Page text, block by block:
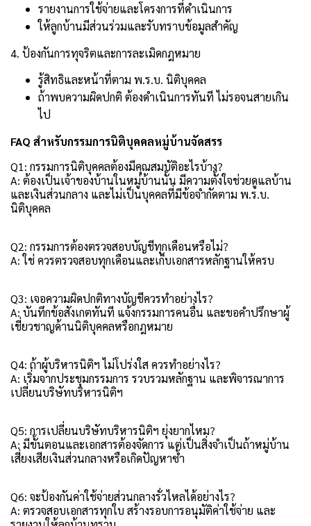
รายงานการใช้จ่ายและโครงการที่ดำเนินการ
ให้ลูกบ้านมีส่วนร่วมและรับทราบข้อมูลสำคัญ
4. ป้องกันการทุจริตและการละเมิดกฎหมาย
รู้สิทธิและหน้าที่ตาม พ.ร.บ. นิติบุคคล
ถ้าพบความผิดปกติ ต้องดำเนินการทันที ไม่รอจนสายเกิน
ไป
FAQ สำหรับกรรมการนิติบุคคลหมู่บ้านจัดสรร
Q1: กรรมการนิติบุคคลต้องมีคุณสมบัติอะไรบ้าง?
A: ต้องเป็นเจ้าของบ้านในหมู่บ้านนั้น มีความตั้งใจช่วยดูแลบ้าน
และเงินส่วนกลาง และไม่เป็นบุคคลที่มีข้อจำกัดตาม พ.ร.บ.
นิติบุคคล
Q2: กรรมการต้องตรวจสอบบัญชีทุกเดือนหรือไม่?
A: ใช่ ควรตรวจสอบทุกเดือนและเก็บเอกสารหลักฐานให้ครบ
Q3: เจอความผิดปกติทางบัญชีควรทำอย่างไร?
A: บันทึกข้อสังเกตทันที แจ้งกรรมการคนอื่น และขอคำปรึกษาผู้
เชี่ยวชาญด้านนิติบุคคลหรือกฎหมาย
Q4: ถ้าผู้บริหารนิติฯ ไม่โปร่งใส ควรทำอย่างไร?
A: เริ่มจากประชุมกรรมการ รวบรวมหลักฐาน และพิจารณาการ
เปลี่ยนบริษัทบริหารนิติฯ
Q5: การเปลี่ยนบริษัทบริหารนิติฯ ยุ่งยากไหม?
A: มีขั้นตอนและเอกสารต้องจัดการ แต่เป็นสิ่งจำเป็นถ้าหมู่บ้าน
เสี่ยงเสียเงินส่วนกลางหรือเกิดปัญหาซ้ำ
Q6: จะป้องกันค่าใช้จ่ายส่วนกลางรั่วไหลได้อย่างไร?
A: ตรวจสอบเอกสารทุกใบ สร้างรอบการอนุมัติค่าใช้จ่าย และ